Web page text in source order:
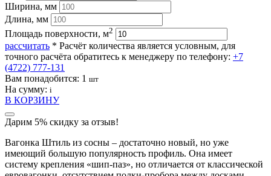
Ширина, мм
Длина, мм
Площадь поверхности, м2
рассчитать * Расчёт количества является условным, для
точного расчёта обратитесь к менеджеру по телефону: +7
(4722) 777-131
Вам понадобится: 1 шт
На сумму: i
В КОРЗИНУ
Дарим 5% скидку за отзыв!
Вагонка Штиль из сосны – достаточно новый, но уже
имеющий большую популярность профиль. Она имеет
систему крепления «шип-паз», но отличается от классической